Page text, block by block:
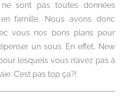
sont pas toutes données
famille.
Nous avons donc
vous nos bons plans pour
un sous. En effet, New
lesquels vous n’avez pas à
C’est pas top ça?!